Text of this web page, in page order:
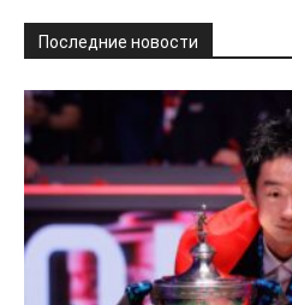
Последние новости